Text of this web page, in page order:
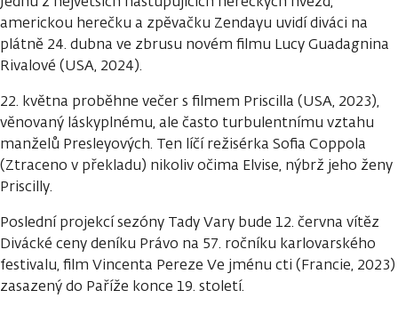
americkou herečku a zpěvačku Zendayu uvidí diváci na
plátně 24. dubna ve zbrusu novém filmu Lucy Guadagnina
Rivalové (USA, 2024).
22. května proběhne večer s filmem Priscilla (USA, 2023),
věnovaný láskyplnému, ale často turbulentnímu vztahu
manželů Presleyových. Ten líčí režisérka Sofia Coppola
(Ztraceno v překladu) nikoliv očima Elvise, nýbrž jeho ženy
Priscilly.
Poslední projekcí sezóny Tady Vary bude 12. června vítěz
Divácké ceny deníku Právo na 57. ročníku karlovarského
festivalu, film Vincenta Pereze Ve jménu cti (Francie, 2023)
zasazený do Paříže konce 19. století.